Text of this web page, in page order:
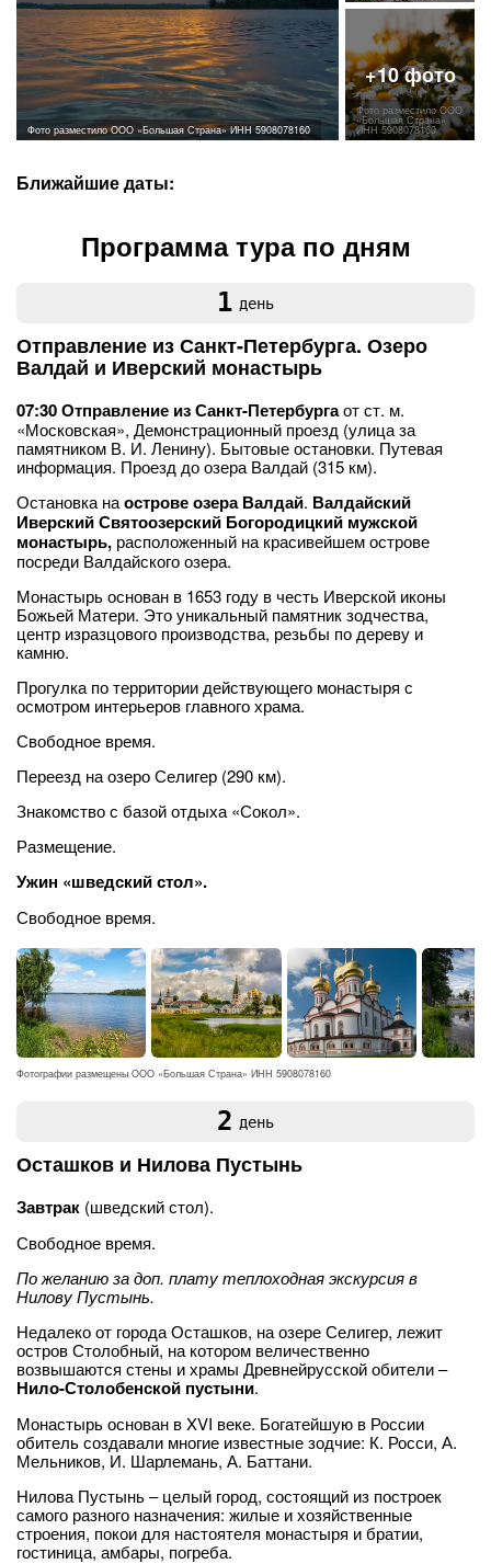
Фото разместило ООО «Большая Страна» ИНН 5908078160
Фото разместило ООО
«Большая Страна»
ИНН 5908078160
Ближайшие даты:
Программа тура по дням
1 день
Отправление из Санкт-Петербурга. Озеро
Валдай и Иверский монастырь
07:30 Отправление из Санкт-Петербургаот ст. м.
«Московская», Демонстрационный проезд (улица за
памятником В. И. Ленину). Бытовые остановки. Путевая
информация. Проезд до озера Валдай (315 км).
Остановка наострове озера Валдай. Валдайский
Иверский Святоозерский Богородицкий мужской
монастырь, расположенный на красивейшем острове
посреди Валдайского озера.
Монастырь основан в 1653 году в честь Иверской иконы
Божьей Матери. Это уникальный памятник зодчества,
центр изразцового производства, резьбы по дереву и
камню.
Прогулка по территории действующего монастыря с
осмотром интерьеров главного храма.
Свободное время.
Переезд на озеро Селигер (290 км).
Знакомство с базой отдыха «Сокол».
Размещение.
Ужин «шведский стол».
Свободное время.
Фотографии размещены ООО «Большая Страна» ИНН 5908078160
2 день
Осташков и Нилова Пустынь
Завтрак (шведский стол).
Свободное время.
По желанию за доп. плату теплоходная экскурсия в
Нилову Пустынь.
Недалеко от города Осташков, на озере Селигер, лежит
остров Столобный, на котором величественно
возвышаются стены и храмы Древнейрусской обители –
Нило-Столобенской пустыни.
Монастырь основан в XVI веке. Богатейшую в России
обитель создавали многие известные зодчие: К. Росси, А.
Мельников, И. Шарлемань, А. Баттани.
Нилова Пустынь – целый город, состоящий из построек
самого разного назначения: жилые и хозяйственные
строения, покои для настоятеля монастыря и братии,
гостиница, амбары, погреба.